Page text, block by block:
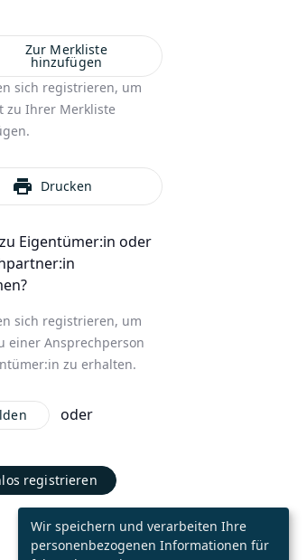
Zur Merkliste
hinzufügen
sich registrieren, um
zu Ihrer Merkliste
print Drucken
Eigentümer:in oder
sich registrieren, um
einer Ansprechperson
zu erhalten.
oder
registrieren
Wir speichern und verarbeiten Ihre
personenbezogenen Informationen für